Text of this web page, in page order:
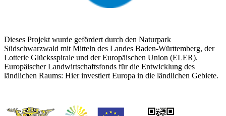
Dieses Projekt wurde gefördert durch den Naturpark
Südschwarzwald mit Mitteln des Landes Baden-Württemberg, der
Lotterie Glücksspirale und der Europäischen Union (ELER).
Europäischer Landwirtschaftsfonds für die Entwicklung des
ländlichen Raums: Hier investiert Europa in die ländlichen Gebiete.